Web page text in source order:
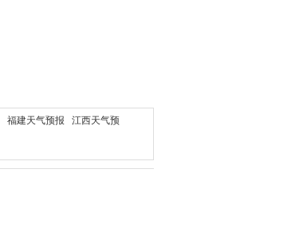
福建天气预报
江西天气预